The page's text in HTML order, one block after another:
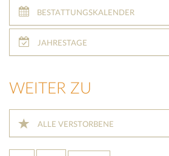
BESTATTUNGSKALENDER
JAHRESTAGE
WEITER ZU
ALLE VERSTORBENE